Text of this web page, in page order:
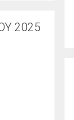
2025